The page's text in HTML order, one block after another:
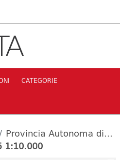
CATEGORIE
Provincia Autonoma di...
1:10.000